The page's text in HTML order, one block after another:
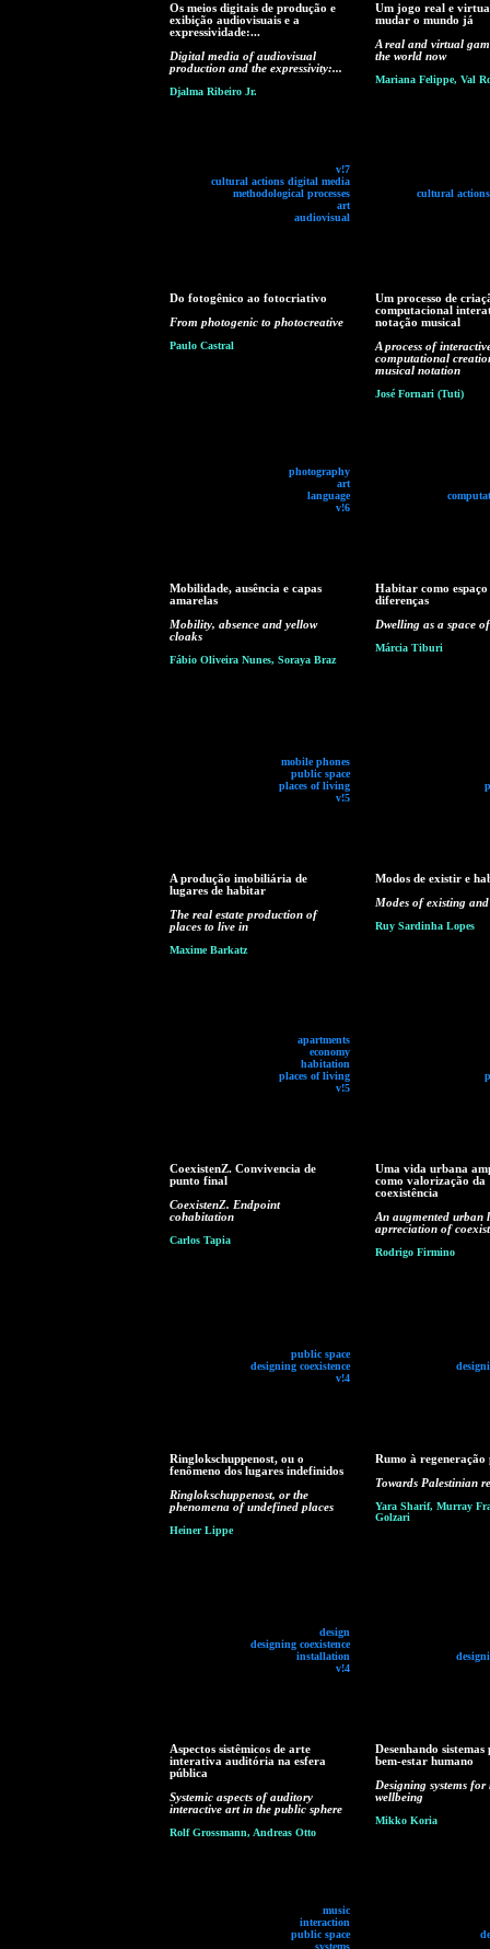
Os meios digitais de produção e
exibição audiovisuais e a
expressividade:...
Digital media of audiovisual
production and the expressivity:...
Djalma Ribeiro Jr.
v!7
cultural actions digital media
methodological processes
art
audiovisual
Um jogo real e
mudar o mundo já
A real and virtual
the world now
Mariana Felippe, Val
cultural
Do fotogênico ao fotocriativo
From photogenic to photocreative
Paulo Castral
photography
art
language
v!6
Um processo de
computacional
notação musical
A process of
computational
musical notation
José Fornari (Tuti)
Mobilidade, ausência e capas
amarelas
Mobility, absence and yellow
cloaks
Fábio Oliveira Nunes, Soraya Braz
mobile phones
public space
places of living
v!5
Habitar como espaço
diferenças
Dwelling as a space
Márcia Tiburi
A produção imobiliária de
lugares de habitar
The real estate production of
places to live in
Maxime Barkatz
apartments
economy
habitation
places of living
v!5
Modos de existir e
Modes of existing
Ruy Sardinha Lopes
CoexistenZ. Convivencia de
punto final
CoexistenZ. Endpoint
cohabitation
Carlos Tapia
public space
designing coexistence
v!4
Uma vida urbana
como valorização da
coexistência
An augmented urban
aprreciation of
Rodrigo Firmino
Ringlokschuppenost, ou o
fenômeno dos lugares indefinidos
Ringlokschuppenost, or the
phenomena of undefined places
Heiner Lippe
design
designing coexistence
installation
v!4
Rumo à regeneração
Towards Palestinian
Yara Sharif, Murray
Golzari
Aspectos sistêmicos de arte
interativa auditória na esfera
pública
Systemic aspects of auditory
interactive art in the public sphere
Rolf Grossmann, Andreas Otto
music
interaction
public space
systems
Desenhando sistemas
bem-estar humano
Designing systems for
wellbeing
Mikko Koria